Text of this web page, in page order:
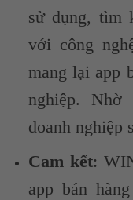
sử dụng, tìm
với công
mang lại app
nghiệp.
doanh nghiệp
Cam kết:
app bán